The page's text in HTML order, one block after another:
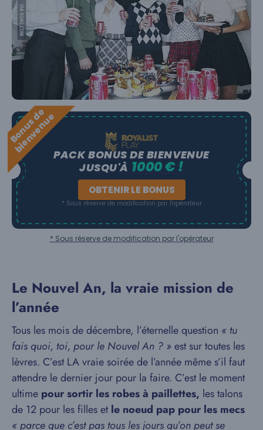
B
o
n
u
s
d
e
b
i
e
n
v
e
n
u
ePACK BONUS DE BIENVENUE
JUSQU'À 1000 € !
OBTENIR LE BONUS
* Sous réserve de modification par l'opérateur
* Sous réserve de modification par l'opérateur
Le Nouvel An, la vraie mission de
l’année
Tous les mois de décembre, l’éternelle question « tu
fais quoi, toi, pour le Nouvel An ? »est sur toutes les
lèvres. C’est LA vraie soirée de l’année même s’il faut
attendre le dernier jour pour la faire. C’est le moment
ultime pour sortir les robes à paillettes, les talons
de 12 pour les filles etle noeud pap pour les mecs
« parce que c’est pas tous les jours qu’on peut se